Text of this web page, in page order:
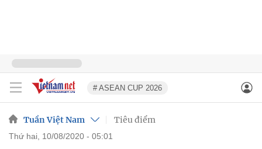
# ASEAN CUP 2026
Tuần Việt Nam Tiêu điểm
thứ hai, 10/08/2020 - 05:01